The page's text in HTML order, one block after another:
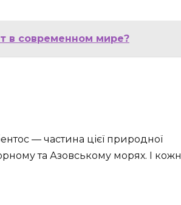
в современном мире?
— частина цієї природної
та Азовському морях. І